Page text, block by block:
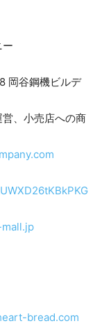
岡谷鋼機ビルデ
、小売店への商
bread.com